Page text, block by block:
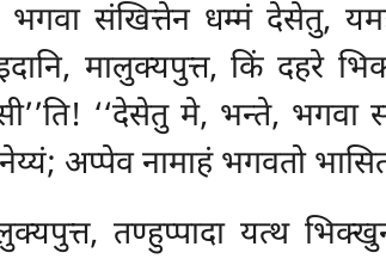
संखित्तेन धम्मं देसेतु,
इदानि, मालुक्यपुत्त, किं
‘‘देसेतु मे, भन्ते,
अप्पेव नामाहं भगवतो
तण्हुप्पादा यत्थ